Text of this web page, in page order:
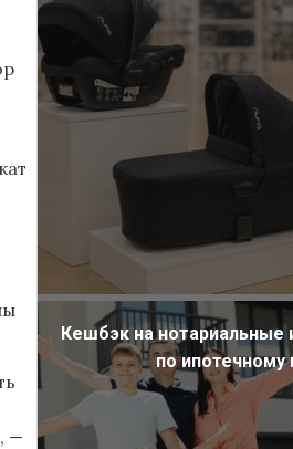
—
Кешбэк на нотариальные
по ипотечному